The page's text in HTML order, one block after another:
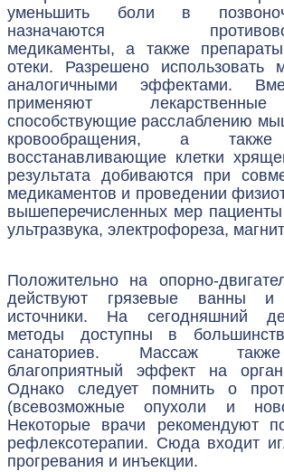
уменьшить боли в
назначаются
медикаменты, а также
отеки. Разрешено
аналогичными эффектами.
применяют
способствующие расслаблению
кровообращения, а также
восстанавливающие клетки
результата добиваются при
медикаментов и проведении
вышеперечисленных мер пациенты
ультразвука, электрофореза,
Положительно на опорно-
действуют грязевые ванны и
источники. На сегодняшний
методы доступны в
санаториев. Массаж
благоприятный эффект на
Однако следует помнить о
(всевозможные опухоли и
Некоторые врачи рекомендуют
рефлексотерапии. Сюда входит
прогревания и инъекции.